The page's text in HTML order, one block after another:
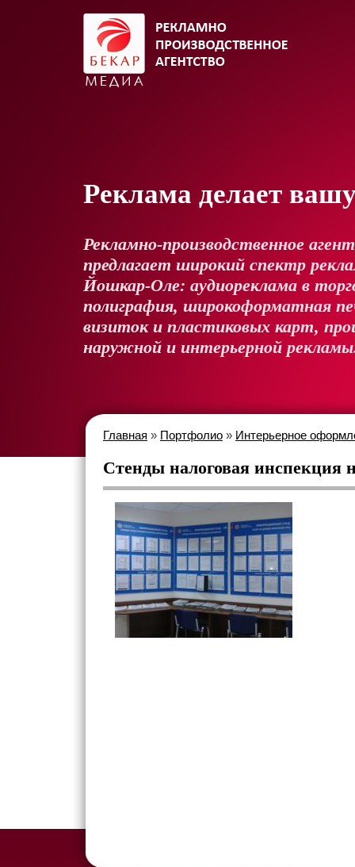
Реклама делает
Рекламно-производственное
предлагает широкий спектр
Йошкар-Оле: аудиореклама в
полиграфия, широкоформатная
визиток и пластиковых карт,
наружной и интерьерной
Главная » Портфолио » Интерьерное
Стенды налоговая инспекция